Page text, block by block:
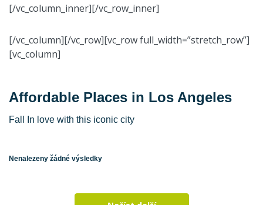
[/vc_column_inner][/vc_row_inner]
[/vc_column][/vc_row][vc_row full_width=”stretch_row”]
[vc_column]
Affordable Places in Los Angeles
Fall In love with this iconic city
Nenalezeny žádné výsledky